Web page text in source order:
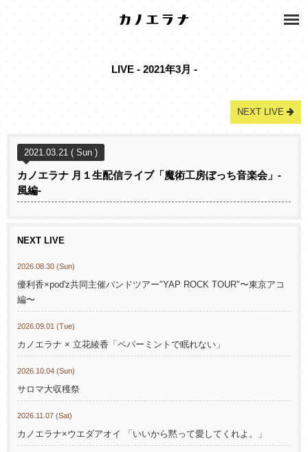
LIVE - 2021年3月 -
NEXT LIVE
2021.03.21 ( Sun )
カノエラナ 月１生配信ライブ「魔術工房ぼっち音楽会」-
風編-
NEXT LIVE
2026.08.30 (Sun)
優利香×pod'z共同主催バンドツアー"YAP ROCK TOUR"〜東京アコ
編〜
2026.09.01 (Tue)
カノエラナ × 立花綾香「ペパーミントで眠れない」
2026.10.04 (Sun)
サロマ大収穫祭
2026.11.07 (Sat)
カノエラナ×ウエダアオイ 「いいから黙って愛してくれよ。」